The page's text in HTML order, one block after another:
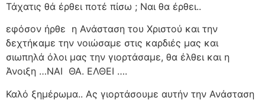
Τάχατις θά έρθει ποτέ πίσω ; Ναι θα έρθει..
εφόσον ήρθε η Ανάσταση του Χριστού και την
δεχτήκαμε την νοιώσαμε στις καρδιές μας και
σιωπηλά όλοι μας την γιορτάσαμε, θα έλθει και η
Άνοιξη …ΝΑΙ ΘΑ. ΕΛΘΕΙ ….
Καλό ξημέρωμα.. Ας γιορτάσουμε αυτήν την Ανάσταση